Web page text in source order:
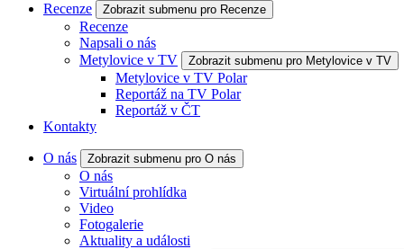
Recenze
Zobrazit submenu pro Recenze
Recenze
Napsali o nás
Metylovice v TV
Zobrazit submenu pro Metylovice v TV
Metylovice v TV Polar
Reportáž na TV Polar
Reportáž v ČT
Kontakty
O nás Zobrazit submenu pro O nás
O nás
Virtuální prohlídka
Video
Fotogalerie
Aktuality a události